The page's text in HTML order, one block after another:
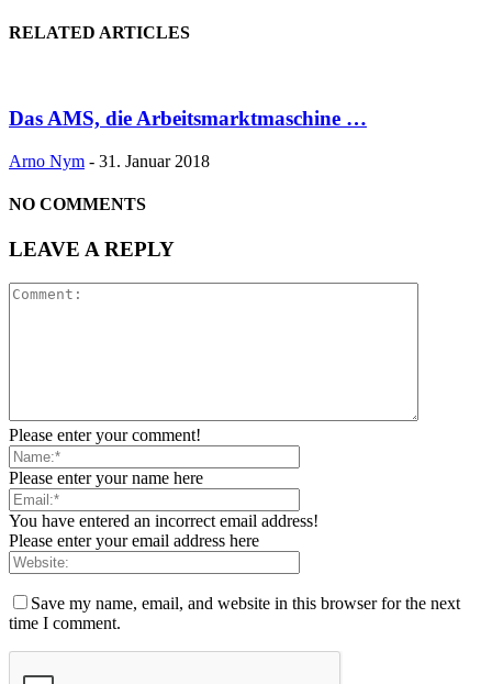
RELATED ARTICLES
Das AMS, die Arbeitsmarktmaschine …
Arno Nym - 31. Januar 2018
NO COMMENTS
LEAVE A REPLY
Please enter your comment!
Please enter your name here
You have entered an incorrect email address!
Please enter your email address here
Save my name, email, and website in this browser for the next
time I comment.